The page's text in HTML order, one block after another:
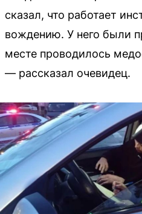
сказал, что работает
вождению. У него были
месте проводилось
— рассказал очевидец.